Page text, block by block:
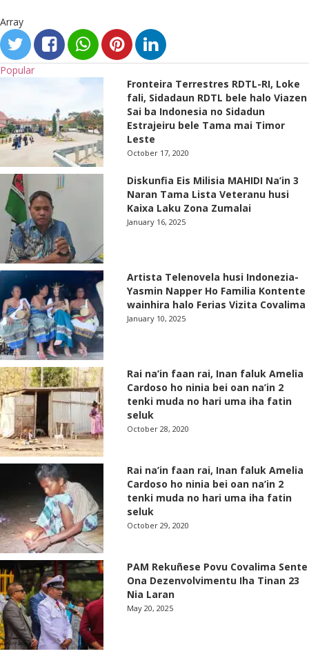
Array
Popular
Fronteira Terrestres RDTL-RI, Loke
fali, Sidadaun RDTL bele halo Viazen
Sai ba Indonesia no Sidadun
Estrajeiru bele Tama mai Timor
Leste
October 17, 2020
Diskunfia Eis Milisia MAHIDI Na’in 3
Naran Tama Lista Veteranu husi
Kaixa Laku Zona Zumalai
January 16, 2025
Artista Telenovela husi Indonezia-
Yasmin Napper Ho Familia Kontente
wainhira halo Ferias Vizita Covalima
January 10, 2025
Rai na’in faan rai, Inan faluk Amelia
Cardoso ho ninia bei oan na’in 2
tenki muda no hari uma iha fatin
seluk
October 28, 2020
Rai na’in faan rai, Inan faluk Amelia
Cardoso ho ninia bei oan na’in 2
tenki muda no hari uma iha fatin
seluk
October 29, 2020
PAM Rekuñese Povu Covalima Sente
Ona Dezenvolvimentu Iha Tinan 23
Nia Laran
May 20, 2025